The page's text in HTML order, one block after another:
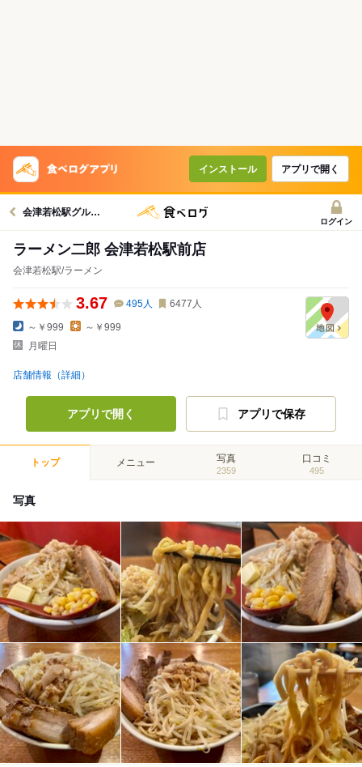
インストール アプリで開く
会津若松駅グルメへ
ログイン
ラーメン二郎 会津若松駅前店
会津若松駅/ラーメン
3.67 495人 6477 人
～￥999
～￥999
月曜日
店舗情報（詳細）
アプリで開く アプリで保存
トップ メニュー 写真
2359
口コミ
495
写真